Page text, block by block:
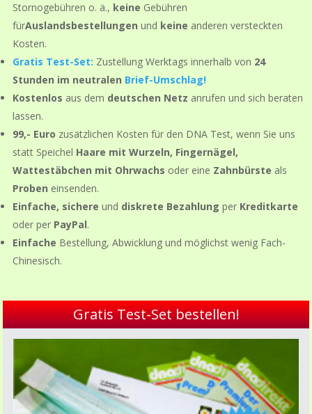
Stornogebühren o. ä., keine Gebühren
fürAuslandsbestellungen und keine anderen versteckten
Kosten.
Gratis Test-Set: Zustellung Werktags innerhalb von 24
Stunden im neutralen Brief-Umschlag!
Kostenlos aus dem deutschen Netz anrufen und sich beraten
lassen.
99,- Euro zusätzlichen Kosten für den DNA Test, wenn Sie uns
statt Speichel Haare mit Wurzeln, Fingernägel,
Wattestäbchen mit Ohrwachs oder eine Zahnbürste als
Proben einsenden.
Einfache, sichere und diskrete Bezahlungper Kreditkarte
oder per PayPal.
Einfache Bestellung, Abwicklung und möglichst wenig Fach-
Chinesisch.
Gratis Test-Set bestellen!